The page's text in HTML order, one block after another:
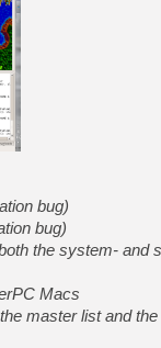
Test : Restory : Chill
GTA 6 : Rockstar
Hot Wheels Infinite
Mémoire cash -
Résultats Nintendo :
Déjà des
Brickboy cherche à
Minecraft et ses «
Beast of
Ubisoft : fin de partie
Mémoire cash -
Dan Houser (GTA)
Comment EA Sports
Crimson Moon : un
Isle of Reveries : le
Moonlighter 2 : The
Capcom relance
bug)
bug)
the system- and
Macs
master list and